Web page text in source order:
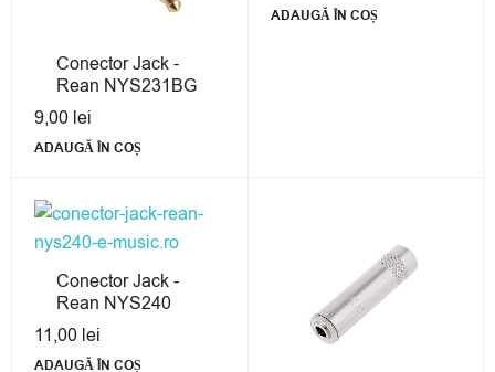
Conector Jack -
Rean NYS231BG
9,00 lei
ADAUGĂ ÎN COȘ
ADAUGĂ ÎN COȘ
Conector Jack -
Rean NYS240
11,00 lei
ADAUGĂ ÎN COȘ